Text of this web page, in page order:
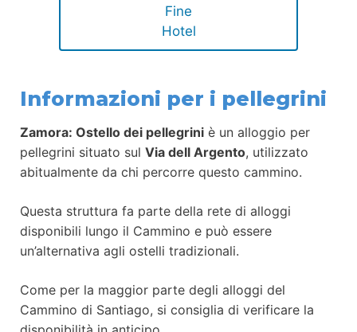
Fine
Hotel
Informazioni per i pellegrini
Zamora: Ostello dei pellegrini è un alloggio per
pellegrini situato sul Via dell Argento, utilizzato
abitualmente da chi percorre questo cammino.
Questa struttura fa parte della rete di alloggi
disponibili lungo il Cammino e può essere
un’alternativa agli ostelli tradizionali.
Come per la maggior parte degli alloggi del
Cammino di Santiago, si consiglia di verificare la